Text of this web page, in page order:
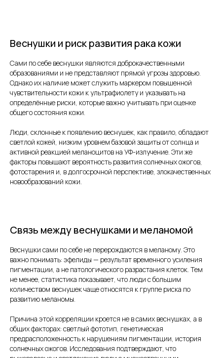
Веснушки и риск развития рака кожи
Сами по себе веснушки являются доброкачественными
образованиями и не представляют прямой угрозы здоровью.
Однако их наличие может служить маркером повышенной
чувствительности кожи к ультрафиолету и указывать на
определённые риски, которые важно учитывать при оценке
общего состояния кожи.
Люди, склонные к появлению веснушек, как правило, обладают
светлой кожей, низким уровнем базовой защиты от солнца и
активной реакцией меланоцитов на УФ-излучение. Эти же
факторы повышают вероятность развития солнечных ожогов,
фотостарения и, в долгосрочной перспективе, злокачественных
новообразований кожи.
Связь между веснушками и меланомой
Веснушки сами по себе не перерождаются в меланому. Это
важно понимать: эфелиды — результат временного усиления
пигментации, а не патологического разрастания клеток. Тем
не менее, статистика показывает, что люди с большим
количеством веснушек чаще относятся к группе риска по
развитию меланомы.
Причина этой корреляции кроется не в самих веснушках, а в
общих факторах: светлый фототип, генетическая
предрасположенность к нарушениям пигментации, история
солнечных ожогов. Исследования подтверждают, что